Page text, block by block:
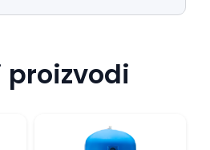
proizvodi